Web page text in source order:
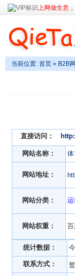
上网做生意
当前位置: 首页 » B2B
直接访问：
网站名称： 体
网站地址：
网站分类：
网站权重： 百
统计数据：
联系方式：